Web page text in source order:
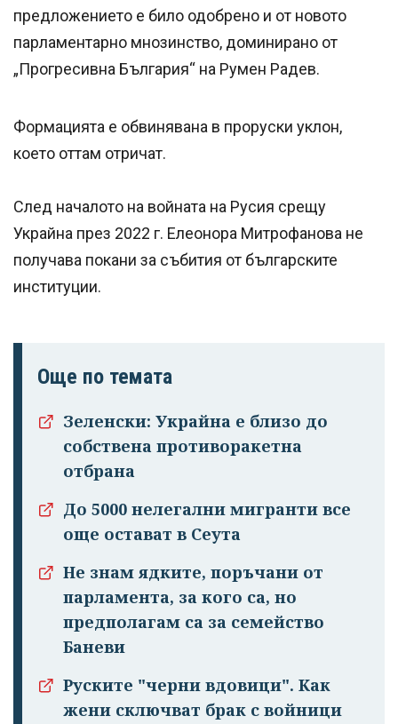
предложението е било одобрено и от новото
парламентарно мнозинство, доминирано от
„Прогресивна България“ на Румен Радев.
Формацията е обвинявана в проруски уклон,
което оттам отричат.
След началото на войната на Русия срещу
Украйна през 2022 г. Елеонора Митрофанова не
получава покани за събития от българските
институции.
Още по темата
Зеленски: Украйна е близо до
собствена противоракетна
отбрана
До 5000 нелегални мигранти все
още остават в Сеута
Не знам ядките, поръчани от
парламента, за кого са, но
предполагам са за семейство
Баневи
Руските "черни вдовици". Как
жени сключват брак с войници